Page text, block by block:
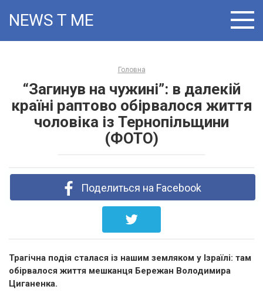
NEWS T:ME
Головна
“Загинув на чужині”: в далекій
країні раптово обірвалося життя
чоловіка із Тернопільщини
(ФОТО)
Поделиться на Facebook
Трагічна подія сталася із нашим земляком у Ізраїлі: там
обірвалося життя мешканця Бережан Володимира
Циганенка.